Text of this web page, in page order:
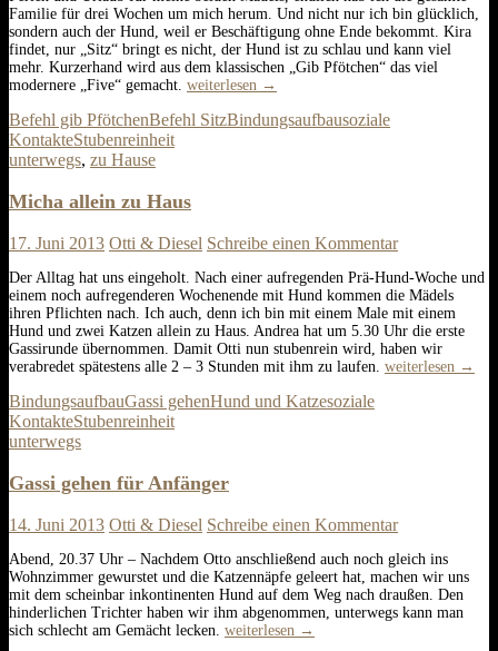
Familie für drei Wochen um mich herum. Und nicht nur ich bin glücklich,
sondern auch der Hund, weil er Beschäftigung ohne Ende bekommt. Kira
findet, nur „Sitz“ bringt es nicht, der Hund ist zu schlau und kann viel
mehr. Kurzerhand wird aus dem klassischen „Gib Pfötchen“ das viel
modernere „Five“ gemacht. Das
Team
weiterlesen →
Befehl gib PfötchenBefehl SitzBindungsaufbausoziale
KontakteStubenreinheit
unterwegs, zu Hause
Micha allein zu Haus
17. Juni 2013 Otti & Diesel Schreibe einen Kommentar
Der Alltag hat uns eingeholt. Nach einer aufregenden Prä-Hund-Woche und
einem noch aufregenderen Wochenende mit Hund kommen die Mädels
ihren Pflichten nach. Ich auch, denn ich bin mit einem Male mit einem
Hund und zwei Katzen allein zu Haus. Andrea hat um 5.30 Uhr die erste
Gassirunde übernommen. Damit Otti nun stubenrein wird, haben wir
verabredet spätestens alle 2 – 3 Stunden mit ihm zu laufen. Micha
weiterlesen →
BindungsaufbauGassi gehenHund und Katzesoziale
KontakteStubenreinheit
unterwegs
Gassi gehen für Anfänger
14. Juni 2013 Otti & Diesel Schreibe einen Kommentar
Abend, 20.37 Uhr – Nachdem Otto anschließend auch noch gleich ins
Wohnzimmer gewurstet und die Katzennäpfe geleert hat, machen wir uns
mit dem scheinbar inkontinenten Hund auf dem Weg nach draußen. Den
hinderlichen Trichter haben wir ihm abgenommen, unterwegs kann man
sich schlecht am Gemächt lecken. Gassi
weiterlesen →